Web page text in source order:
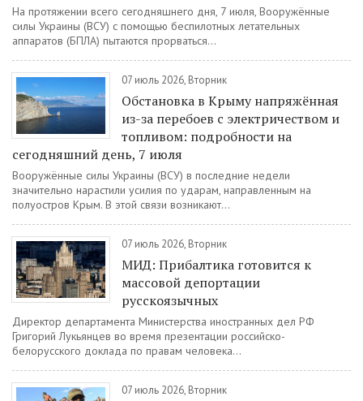
На протяжении всего сегодняшнего дня, 7 июля, Вооружённые
силы Украины (ВСУ) с помощью беспилотных летательных
аппаратов (БПЛА) пытаются прорваться...
07 июль 2026, Вторник
Обстановка в Крыму напряжённая
из-за перебоев с электричеством и
топливом: подробности на
сегодняшний день, 7 июля
Вооружённые силы Украины (ВСУ) в последние недели
значительно нарастили усилия по ударам, направленным на
полуостров Крым. В этой связи возникают...
07 июль 2026, Вторник
МИД: Прибалтика готовится к
массовой депортации
русскоязычных
Директор департамента Министерства иностранных дел РФ
Григорий Лукьянцев во время презентации российско-
белорусского доклада по правам человека...
07 июль 2026, Вторник